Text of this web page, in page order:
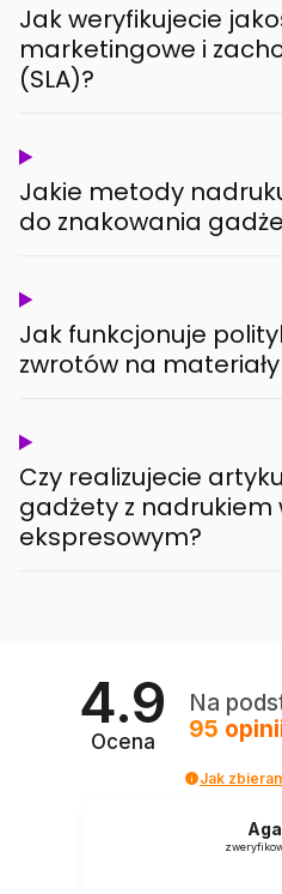
Jak weryfikujecie
marketingowe i
(SLA)?
Jakie metody
do znakowania
Jak funkcjonuje
zwrotów na
Czy realizujecie
gadżety z nadrukiem
ekspresowym?
4.9
Ocena
Na
95
Jak